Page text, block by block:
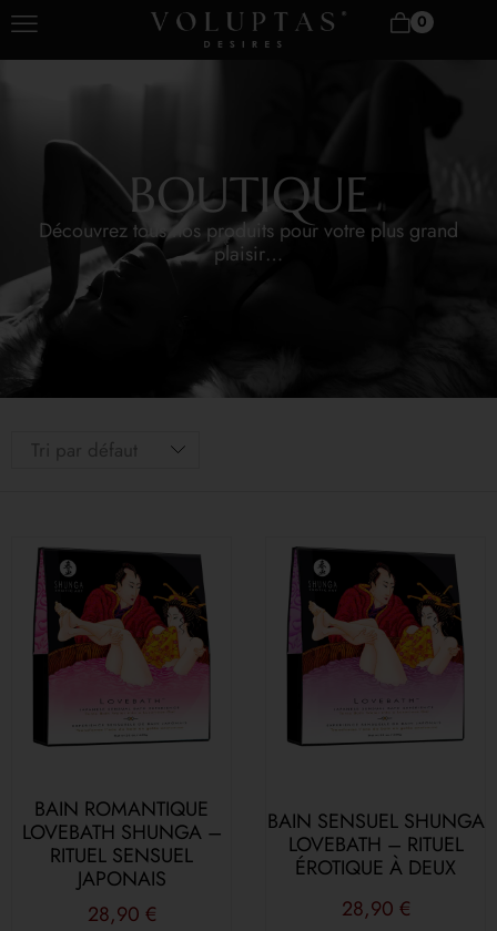
0
BOUTIQUE
Découvrez tous nos produits pour votre plus grand
plaisir…
BAIN ROMANTIQUE
LOVEBATH SHUNGA –
RITUEL SENSUEL
JAPONAIS
28,90 €
BAIN SENSUEL SHUNGA
LOVEBATH – RITUEL
ÉROTIQUE À DEUX
28,90 €